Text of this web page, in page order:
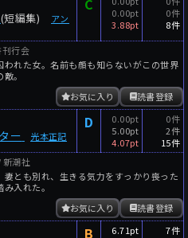
(短編集)
アン
0.00pt
3.88pt
0件
8件
行会
われた女。名前も顔も知らないがこの世界
。
読書登録
お気に入り
ー 光本正記
D
0.00pt
5.00pt
4.07pt
0件
2件
15件
新潮社
妻とも別れ、生きる気力をすっかり喪った
入れた。
読書登録
お気に入り
B
6.71pt
7件